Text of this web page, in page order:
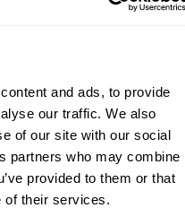
and ads, to provide
our traffic. We also
of our site with our social
partners who may combine
provided to them or that
of their services.
SAPI GmbH
· Fabricante en Möttingen